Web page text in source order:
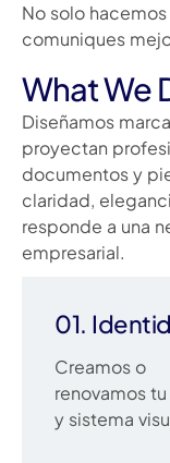
No solo
comuniques
What We
Diseñamos
proyectan
documentos y
claridad,
responde a una
empresarial.
01.
Creamos o
renovamos
y sistema